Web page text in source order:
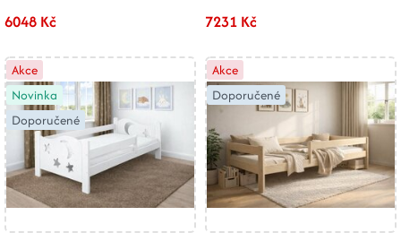
6048 Kč 7231 Kč
Akce
Novinka
Doporučené
Akce
Doporučené